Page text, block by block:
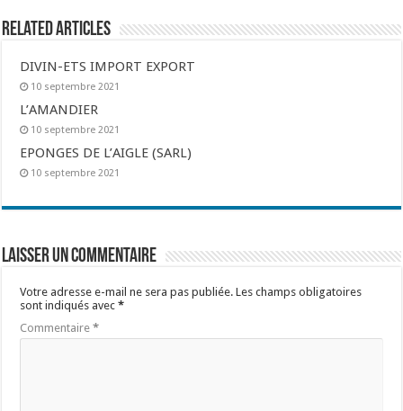
Related Articles
DIVIN-ETS IMPORT EXPORT
10 septembre 2021
L’AMANDIER
10 septembre 2021
EPONGES DE L’AIGLE (SARL)
10 septembre 2021
Laisser un commentaire
Votre adresse e-mail ne sera pas publiée. Les champs obligatoires
sont indiqués avec*
Commentaire*